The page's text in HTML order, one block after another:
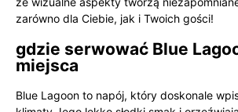
zarówno dla Ciebie, jak i Twoich gości!
gdzie serwować Blue
miejsca
Blue Lagoon to napój, który doskonale